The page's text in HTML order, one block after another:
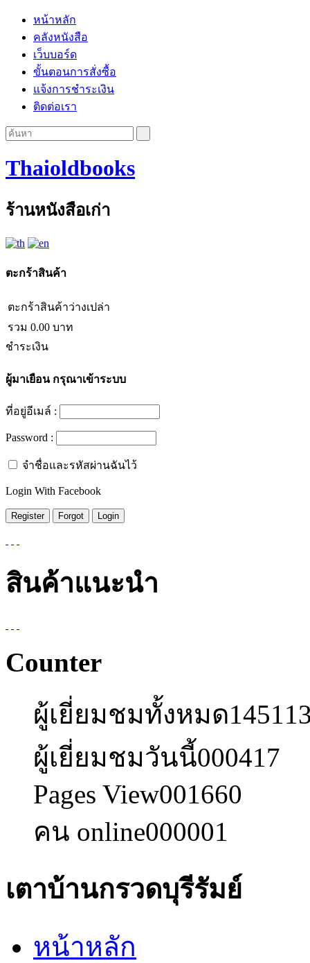
หน้าหลัก
คลังหนังสือ
เว็บบอร์ด
ขั้นตอนการสั่งซื้อ
แจ้งการชำระเงิน
ติดต่อเรา
Thaioldbooks
ร้านหนังสือเก่า
ตะกร้าสินค้า
ตะกร้าสินค้าว่างเปล่า
รวม 0.00 บาท
ชำระเงิน
ผู้มาเยือนกรุณาเข้าระบบ
ที่อยู่อีเมล์ :
Password :
จำชื่อและรหัสผ่านฉันไว้
Login With Facebook
สินค้าแนะนำ
Counter
ผู้เยี่ยมชมทั้งหมด
ผู้เยี่ยมชมวันนี้000417
Pages View001660
คน online000001
เตาบ้านกรวดบุรีรัมย์
หน้าหลัก